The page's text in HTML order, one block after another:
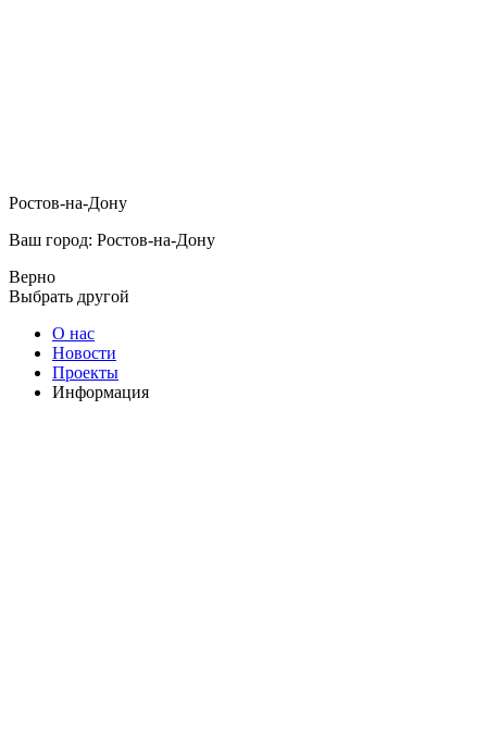
Ростов-на-Дону
Ваш город: Ростов-на-Дону
Верно
Выбрать другой
О нас
Новости
Проекты
Информация